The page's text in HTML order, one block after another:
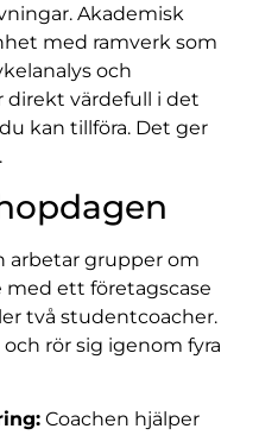
Akademisk
med ramverk som
och
direkt värdefull i det
kan tillföra. Det ger
arbetar grupper om
med ett företagscase
två studentcoacher.
rör sig igenom fyra
Coachen hjälper